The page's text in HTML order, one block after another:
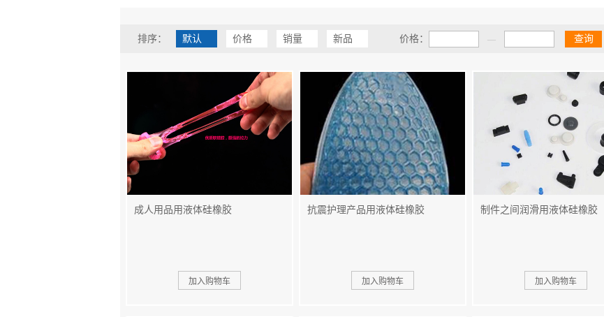
排序： 默认 价格 销量 新品 价格： — 查询
成人用品用液体硅橡胶 抗震护理产品用液体硅橡胶 制件之间润滑用液体硅橡胶